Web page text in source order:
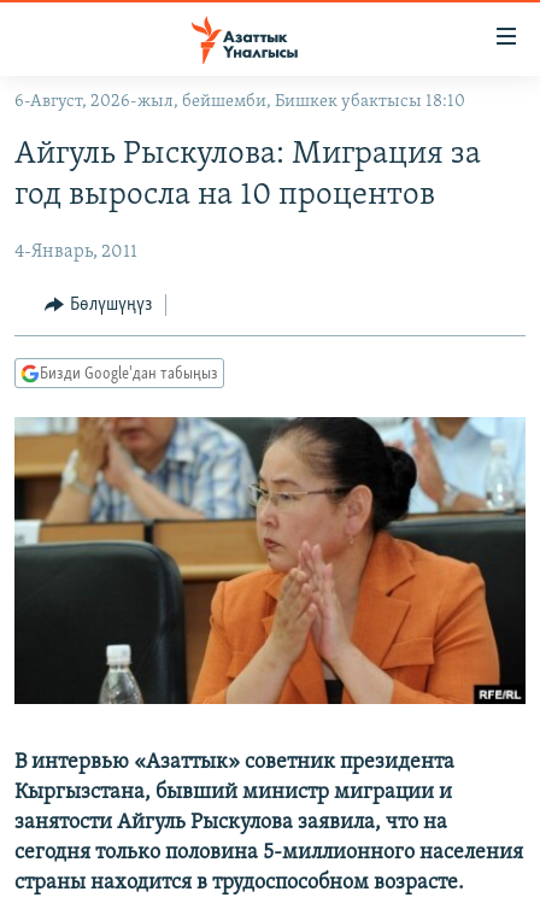
Навигацияга
өтүңүз
Издөөгө
салыңыз
КЫРГЫЗСТАН
КЫРГЫЗСТАН
САЯСАТ
ЭКОНОМИКА
ДҮЙНӨ
ДҮЙНӨ
БОРБОР АЗИЯ
УКРАИНА
АТАЙЫН ИЛИКТӨӨ
БҮГҮН АЗАТТЫКТА
ЭКСПЕРТТЕР ТАЛДАЙТ
БИЗ ЖАНА ДҮЙНӨ
ДАНИСТЕ
ЭЖЕ-СИҢДИЛЕР
ЫҢГАЙСЫЗ СУРООЛОР
ПОДКАСТ
ӨЗГӨЧӨ ПИКИР
Русский
ОНЛАЙН ШЕРИНЕ
6-Август, 2026-жыл, бейшемби, Бишкек убактысы 18:10
Айгуль Рыскулова: Миграция за
год выросла на 10 процентов
4-Январь, 2011
Бөлүшүңүз
Бизди Google'дан табыңыз
В интервью «Азаттык» советник президента
Кыргызстана, бывший министр миграции и
занятости Айгуль Рыскулова заявила, что на
сегодня только половина 5-миллионного населения
страны находится в трудоспособном возрасте.